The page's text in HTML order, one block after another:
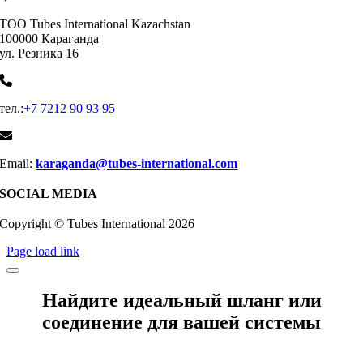
ТОО Tubes International Kazachstan
100000 Караганда
ул. Резника 16
тел.:+7 7212 90 93 95
Email:karaganda@tubes-international.com
SOCIAL MEDIA
Copyright © Tubes International 2026
Page load link
Найдите идеальный шланг или
соединение для вашей системы